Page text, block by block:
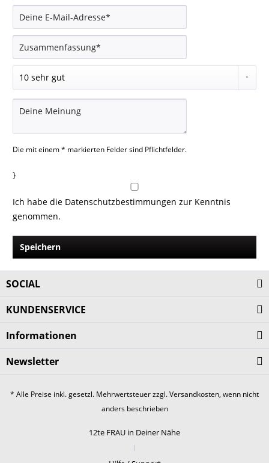
Die mit einem * markierten Felder sind Pflichtfelder.
}
Ich habe die Datenschutzbestimmungen zur Kenntnis
genommen.
Speichern
SOCIAL
KUNDENSERVICE
Informationen
Newsletter
* Alle Preise inkl. gesetzl. Mehrwertsteuer zzgl.Versandkosten, wenn nicht
anders beschrieben
12te FRAU in Deiner Nähe